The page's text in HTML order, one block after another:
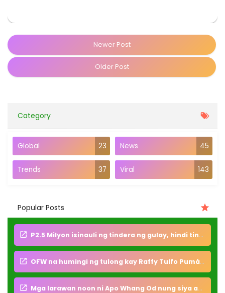
Newer Post
Older Post
Category
Global 23 News 45
Trends 37 Viral 143
Popular Posts
P2.5 Milyon isinauli ng tindera ng gulay, hindi tinanggap ang pabuya bakit?
OFW na humingi ng tulong kay Raffy Tulfo Pumán4w sa kalagitnaan ng biyahe pabalik sa Pilipinas
Mga larawan noon ni Apo Whang Od nung siya ay dalaga pa, pinagkaguluhan ng foreigners